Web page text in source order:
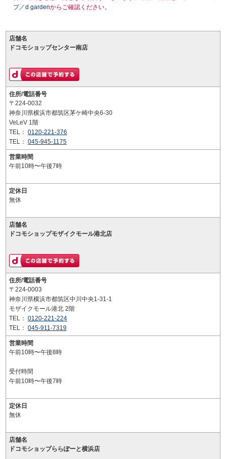
プ／d gardenからご確認ください。
店舗名
ドコモショップセンター南店
住所/電話番号
〒224-0032
神奈川県横浜市都筑区茅ケ崎中央6-30
VeLeV 1階
TEL： 0120-221-376
TEL： 045-945-1175
営業時間
午前10時〜午後7時
定休日
無休
店舗名
ドコモショップモザイクモール港北店
住所/電話番号
〒224-0003
神奈川県横浜市都筑区中川中央1-31-1
モザイクモール港北 2階
TEL： 0120-221-224
TEL： 045-911-7319
営業時間
午前10時〜午後8時
受付時間
午前10時〜午後7時
定休日
無休
店舗名
ドコモショップららぽーと横浜店